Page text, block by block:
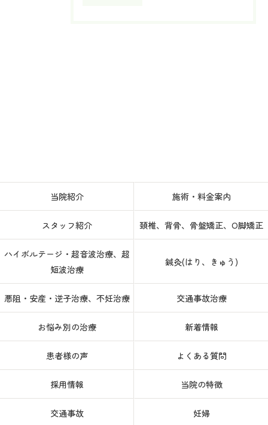
当院紹介 施術・料金案内
スタッフ紹介 頚椎、背骨、骨盤矯正、O脚矯正
ハイボルテージ・超音波治療、超
短波治療
鍼灸(はり、きゅう)
悪阻・安産・逆子治療、不妊治療 交通事故治療
お悩み別の治療 新着情報
患者様の声 よくある質問
採用情報 当院の特徴
交通事故 妊婦